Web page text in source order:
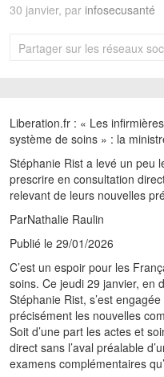
30 janvier, par infosecusanté
Partager sur les réseaux
Liberation.fr : « Les
système de soins » : la
Stéphanie Rist a levé un peu
prescrire en consultation
relevant de leurs nouvelles
ParNathalie Raulin
Publié le 29/01/2026
C’est un espoir pour les
soins. Ce jeudi 29 janvier, en
Stéphanie Rist, s’est
précisément les nouvelles
Soit d’une part les actes et
direct sans l’aval préalable
examens complémentaires